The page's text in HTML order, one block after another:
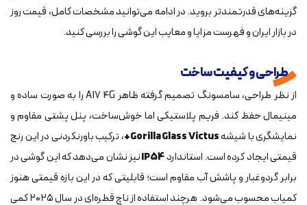
گزینه‌های قدرتمندتر بروید. در ادامه می‌توانید مشخصات کامل، قیمت روز
در بازار ایران و فهرست مزایا و معایب این گوشی را بررسی کنید.
طراحی و کیفیت ساخت
از نظر طراحی، سامسونگ تصمیم گرفته ظاهر A17 4G را به صورت ساده و
مینیمال حفظ کند. فریم پلاستیکی اما خوش‌ساخت، پنل پشتی مقاوم و
نمایشگری با شیشهGorilla Glass Victus+ ، ترکیب باورنکردنی در این رنج
قیمتی ایجاد کرده است. استانداردIP54نیز نشان می‌دهد که این گوشی در
برابر گردوغبار و پاشش آب مقاوم است؛ قابلیتی که در این بازه قیمتی هنوز
کمیاب محسوب می‌شود. هرچند استفاده از ناچ قطره‌ای در سال ۲۰۲۵ کمی